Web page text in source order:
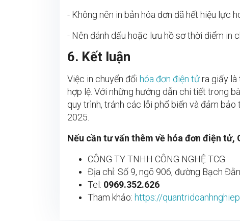
- Không nên in bản hóa đơn đã hết hiệu lực
- Nên đánh dấu hoặc lưu hồ sơ thời điểm in
6. Kết luận
Việc in chuyển đổi hóa đơn điện tửra giấy là
hợp lệ. Với những hướng dẫn chi tiết trong
quy trình, tránh các lỗi phổ biến và đảm
2025.
Nếu cần tư vấn thêm về hóa đơn điện tử,
CÔNG TY TNHH CÔNG NGHỆ TCG
Địa chỉ: Số 9, ngõ 906, đường Bạch
Tel: 0969.352.626
Tham khảo: https://